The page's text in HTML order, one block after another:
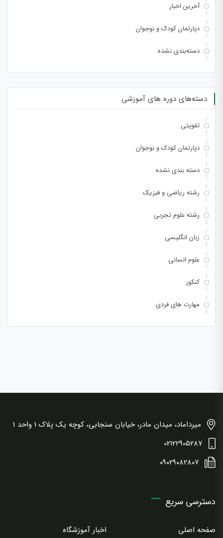
آخرین اخبار
دپارتمان کودک و نوجوان
دسته‌بندی نشده
دسته‌های دوره های آموزشی
تقویتی
دپارتمان کودک و نوجوان
دسته بندی نشده
رشته ریاضی و فیزیک
رشته علوم تجربی
زبان انگلیسی
علوم انسانی
کنکور
مهارت های فردی
میرداماد، میدان مادر، خیابان سنجابی، کوچه یک پلاک 1 واحد 1
02122905287
۰۹۰۲۹۰۸۲۸۰۷
دسترسی سریع
صفحه اصلی اخبار آموزشگاه